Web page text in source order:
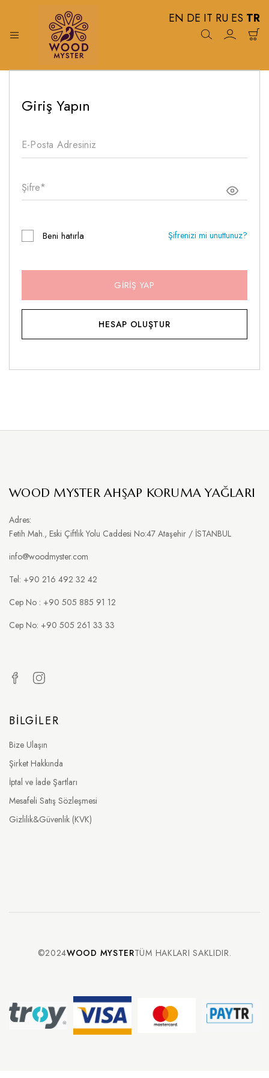
Wood
%
Ahşap
Koruma
Giriş Yapın
Beni hatırla Şifrenizi mi unuttunuz?
GIRIŞ YAP
HESAP OLUŞTUR
WOOD MYSTER AHŞAP KORUMA YAĞLARI
Adres:
Fetih Mah., Eski Çiftlik Yolu Caddesi No:47 Ataşehir / İSTANBUL
info@woodmyster.com
Tel: +90 216 492 32 42
Cep No : +90 505 885 91 12
Cep No: +90 505 261 33 33
BILGILER
Bize Ulaşın
Şirket Hakkında
İptal ve İade Şartları
Mesafeli Satış Sözleşmesi
Gizlilik&Güvenlik (KVK)
©2024WOOD MYSTERTÜM HAKLARI SAKLIDIR.
EN DE IT RU ES TR